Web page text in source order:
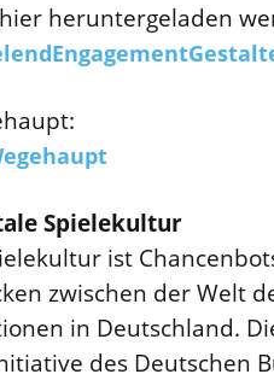
heruntergeladen
Spielekultur
ist
zwischen der Welt
in Deutschland.
des Deutschen